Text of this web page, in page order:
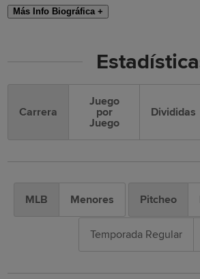
Más Info Biográfica +
Carrera
Juego
por
Juego
Divididas
MLB Menores Pitcheo
Temporada Regular